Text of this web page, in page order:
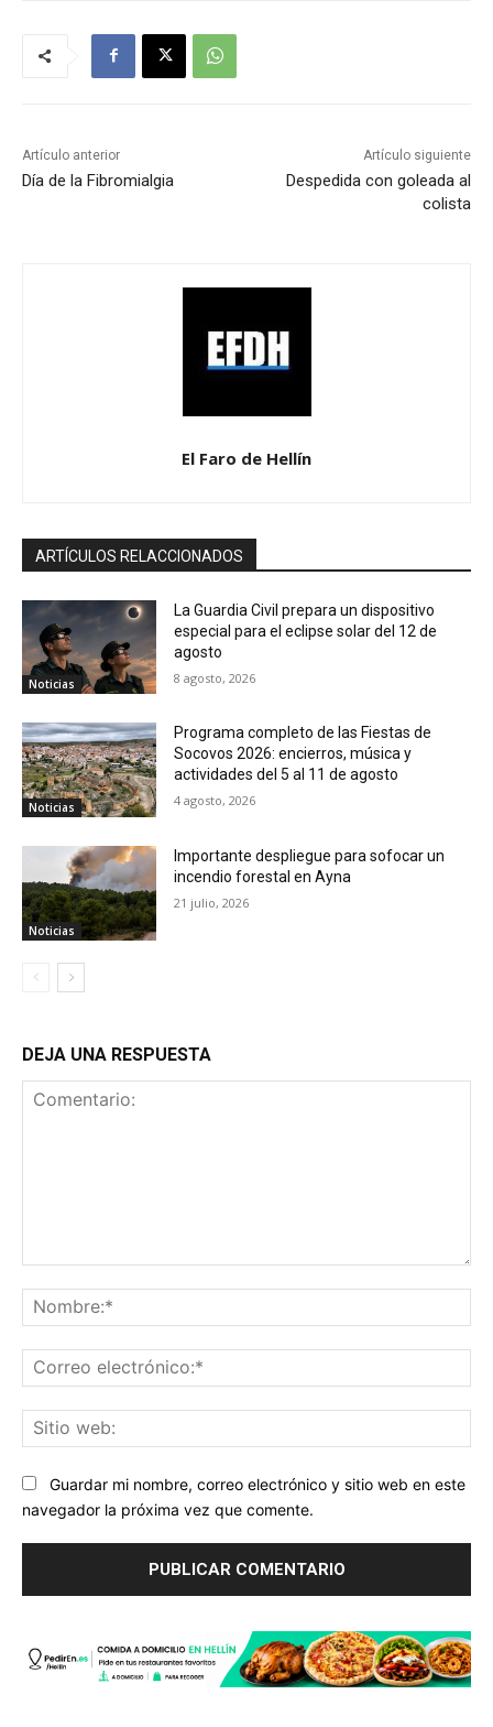
Artículo anterior
Día de la Fibromialgia
Artículo siguiente
Despedida con goleada al
colista
El Faro de Hellín
ARTÍCULOS RELACCIONADOS
Noticias
La Guardia Civil prepara un dispositivo
especial para el eclipse solar del 12 de
agosto
8 agosto, 2026
Noticias
Programa completo de las Fiestas de
Socovos 2026: encierros, música y
actividades del 5 al 11 de agosto
4 agosto, 2026
Noticias
Importante despliegue para sofocar un
incendio forestal en Ayna
21 julio, 2026
DEJA UNA RESPUESTA
Guardar mi nombre, correo electrónico y sitio web en este
navegador la próxima vez que comente.